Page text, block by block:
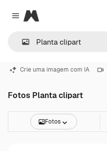
Close menu
Magnific
Crie uma imagem com IA
Fotos Planta clipart
Fotos